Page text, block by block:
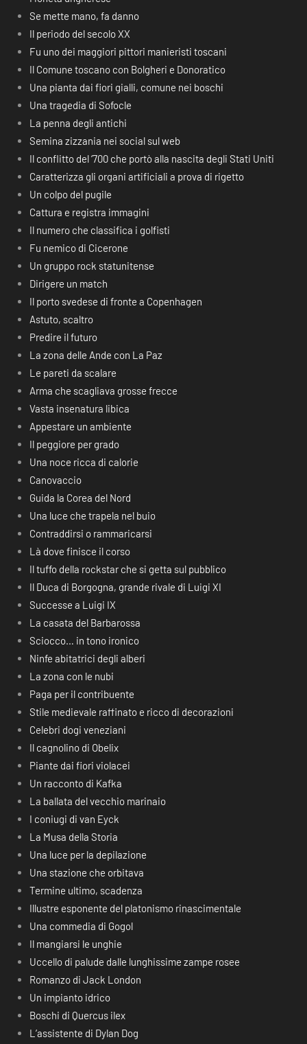
Se mette mano, fa danno
Il periodo del secolo XX
Fu uno dei maggiori pittori manieristi toscani
Il Comune toscano con Bolgheri e Donoratico
Una pianta dai fiori gialli, comune nei boschi
Una tragedia di Sofocle
La penna degli antichi
Semina zizzania nei social sul web
Il conflitto del ‘700 che portò alla nascita degli Stati Uniti
Caratterizza gli organi artificiali a prova di rigetto
Un colpo del pugile
Cattura e registra immagini
Il numero che classifica i golfisti
Fu nemico di Cicerone
Un gruppo rock statunitense
Dirigere un match
Il porto svedese di fronte a Copenhagen
Astuto, scaltro
Predire il futuro
La zona delle Ande con La Paz
Le pareti da scalare
Arma che scagliava grosse frecce
Vasta insenatura libica
Appestare un ambiente
Il peggiore per grado
Una noce ricca di calorie
Canovaccio
Guida la Corea del Nord
Una luce che trapela nel buio
Contraddirsi o rammaricarsi
Là dove finisce il corso
Il tuffo della rockstar che si getta sul pubblico
Il Duca di Borgogna, grande rivale di Luigi XI
Successe a Luigi IX
La casata del Barbarossa
Sciocco… in tono ironico
Ninfe abitatrici degli alberi
La zona con le nubi
Paga per il contribuente
Stile medievale raffinato e ricco di decorazioni
Celebri dogi veneziani
Il cagnolino di Obelix
Piante dai fiori violacei
Un racconto di Kafka
La ballata del vecchio marinaio
I coniugi di van Eyck
La Musa della Storia
Una luce per la depilazione
Una stazione che orbitava
Termine ultimo, scadenza
Illustre esponente del platonismo rinascimentale
Una commedia di Gogol
Il mangiarsi le unghie
Uccello di palude dalle lunghissime zampe rosee
Romanzo di Jack London
Un impianto idrico
Boschi di Quercus ilex
L’assistente di Dylan Dog